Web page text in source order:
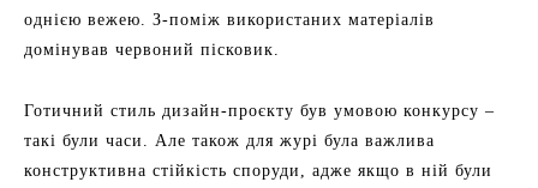
однією вежею. З-поміж використаних матеріалів
домінував червоний пісковик.
Готичний стиль дизайн-проєкту був умовою конкурсу –
такі були часи. Але також для журі була важлива
конструктивна стійкість споруди, адже якщо в ній були